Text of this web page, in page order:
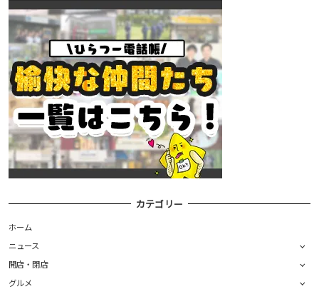
カテゴリー
ホーム
ニュース
開店・閉店
グルメ